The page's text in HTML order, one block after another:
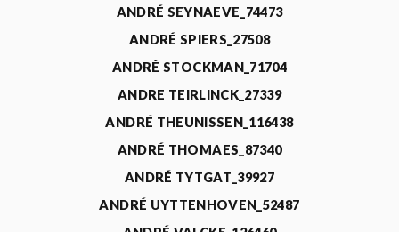
ANDRÉ SEYNAEVE_74473
ANDRÉ SPIERS_27508
ANDRÉ STOCKMAN_71704
ANDRE TEIRLINCK_27339
ANDRÉ THEUNISSEN_116438
ANDRÉ THOMAES_87340
ANDRÉ TYTGAT_39927
ANDRÉ UYTTENHOVEN_52487